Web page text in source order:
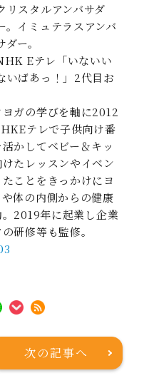
リスタルアンバサダ
。イミュテラスアンバ
ダー。
Eテレ「いないい
いばあっ！」2代目お
ガの学びを軸に2012
テレで子供向け番
かしてベビー＆キッ
たレッスンやイベン
ことをきっかけにヨ
体の内側からの健康
2019年に起業し企業
研修等も監修。
次の記事へ